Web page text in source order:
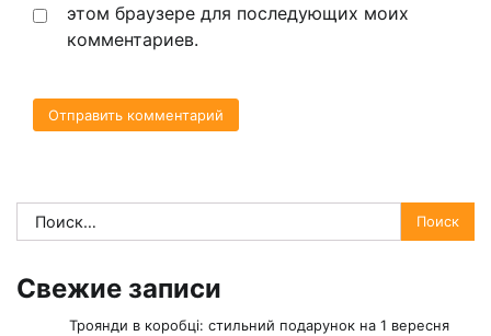
этом браузере для последующих моих
комментариев.
Найти:
Свежие записи
Троянди в коробці: стильний подарунок на 1 вересня